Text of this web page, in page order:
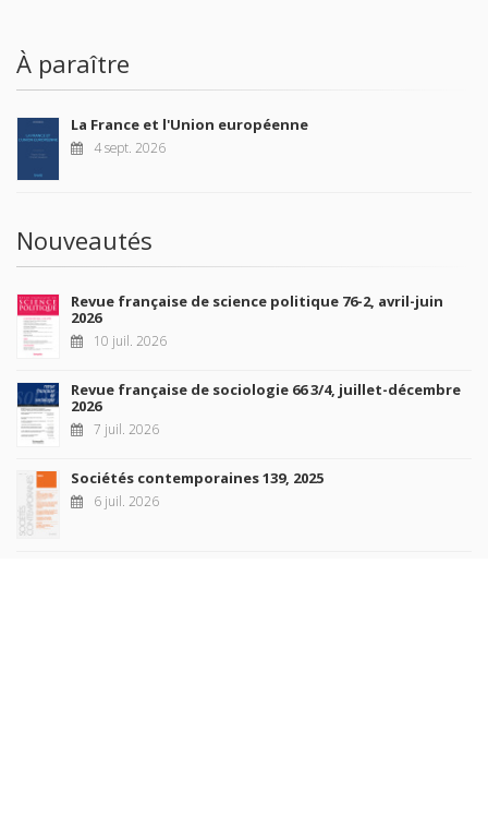
À paraître
La France et l'Union européenne
4 sept. 2026
Nouveautés
Revue française de science politique 76-2, avril-juin
2026
10 juil. 2026
Revue française de sociologie 66 3/4, juillet-décembre
2026
7 juil. 2026
Sociétés contemporaines 139, 2025
6 juil. 2026